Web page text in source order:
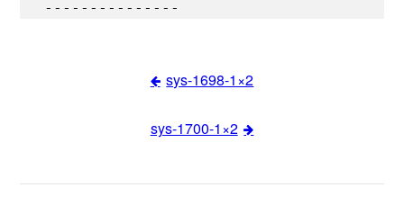
sys-1698-1×2
sys-1700-1×2